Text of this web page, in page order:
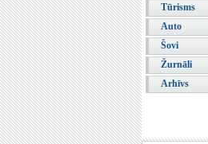
Tūrisms
Auto
Šovi
Žurnāli
Arhīvs